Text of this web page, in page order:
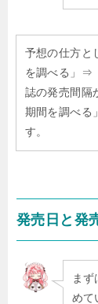
予想の仕方と
を調べる」⇒
誌の発売間隔
期間を調べる
す。
発売日と発
ま
めて